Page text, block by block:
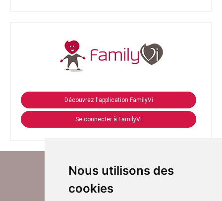
Nous utilisons des
cookies
Découvrez l'application FamilyVi
Se connecter à FamilyVi